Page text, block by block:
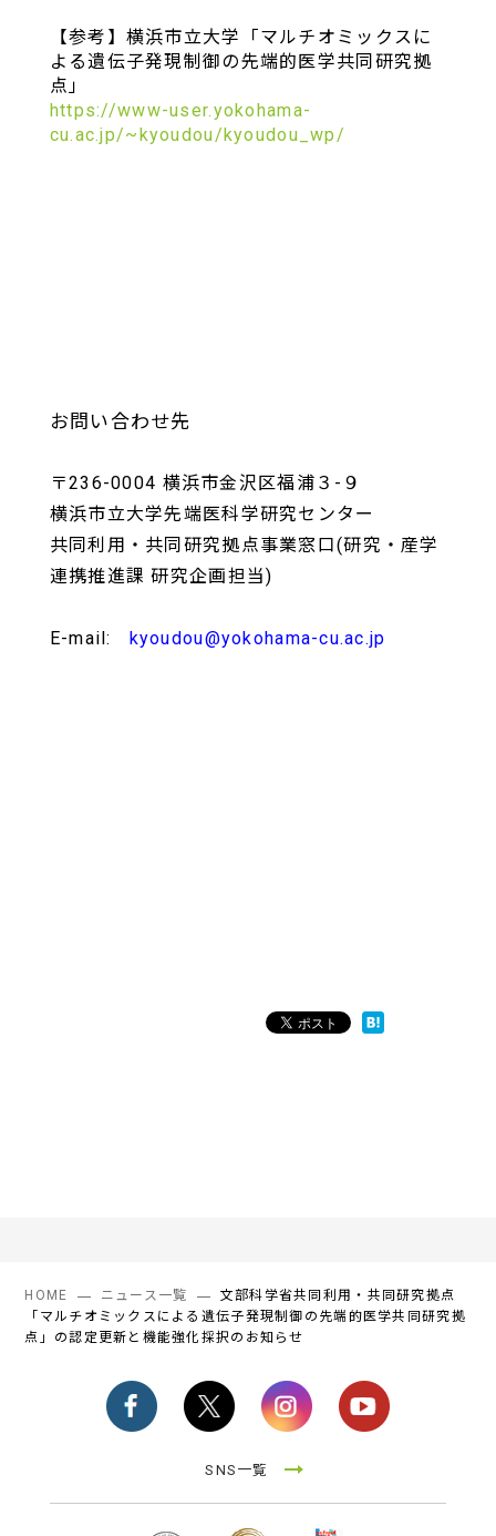
【参考】横浜市立大学「マルチオミックスに
よる遺伝子発現制御の先端的医学共同研究拠
点」
https://www-user.yokohama-
cu.ac.jp/~kyoudou/kyoudou_wp/
お問い合わせ先
〒236-0004 横浜市金沢区福浦３-９
横浜市立大学先端医科学研究センター
共同利用・共同研究拠点事業窓口(研究・産学
連携推進課 研究企画担当)
E-mail: kyoudou@yokohama-cu.ac.jp
HOME ニュース一覧
文部科学省共同利用・共同研究拠点
「マルチオミックスによる遺伝子発現制御の先端的医学共同研究拠
点」の認定更新と機能強化採択のお知らせ
SNS一覧